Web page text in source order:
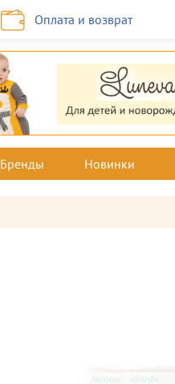
Оплата и возврат
Бренды Новинки